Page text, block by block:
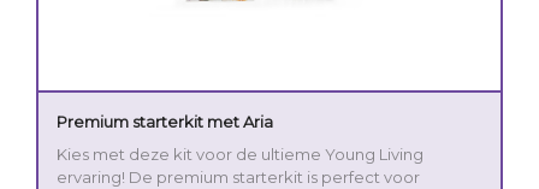
Premium starterkit met Aria
Kies met deze kit voor de ultieme Young Living
ervaring! De premium starterkit is perfect voor